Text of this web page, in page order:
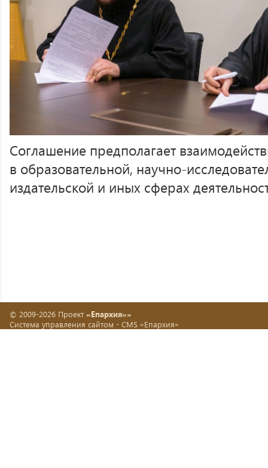
Соглашение предполагает
в образовательной, научно-
издательской и иных сферах
© 2009-2026 Проект «Епархия»»
Система управления сайтом - CMS «Епархия»